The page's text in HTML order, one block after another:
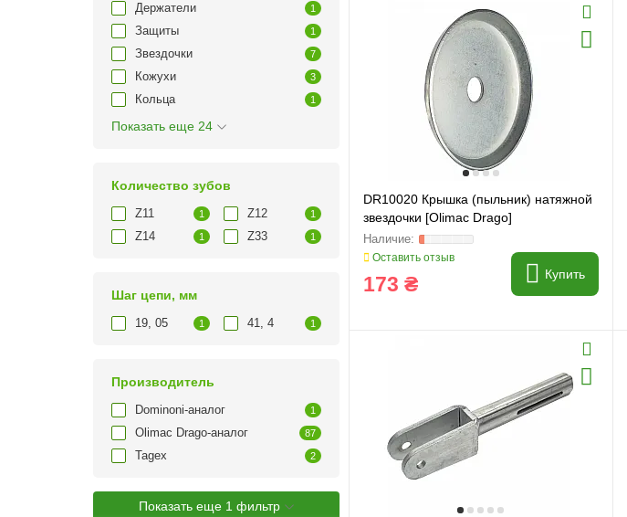
Держатели 1
Защиты 1
Звездочки 7
Кожухи 3
Кольца 1
Показать еще 24
Количество зубов
Z11 1 Z12 1
Z14 1 Z33 1
Шаг цепи, мм
19, 05 1 41, 4 1
Производитель
Dominoni-аналог 1
Olimac Drago-аналог 87
Tagex 2
Показать еще 1 фильтр
DR10020 Крышка (пыльник) натяжной
звездочки [Olimac Drago]
Оставить отзыв
173 ₴ Купить